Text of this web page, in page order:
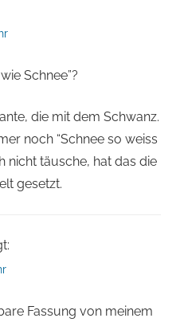
Schnee”?
die mit dem Schwanz.
noch “Schnee so weiss
nicht täusche, hat das die
gesetzt.
Fassung von meinem